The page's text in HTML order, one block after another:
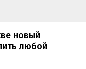
новый
любой